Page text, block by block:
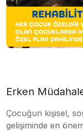
Erken
Çocuğun kişisel,
gelişiminde en